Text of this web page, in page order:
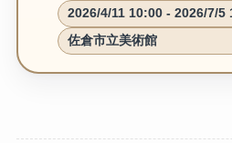
【佐倉】五味太郎絵本ク
が最終日、見納めの週末
2026/4/11 10:00 - 2026/7/5